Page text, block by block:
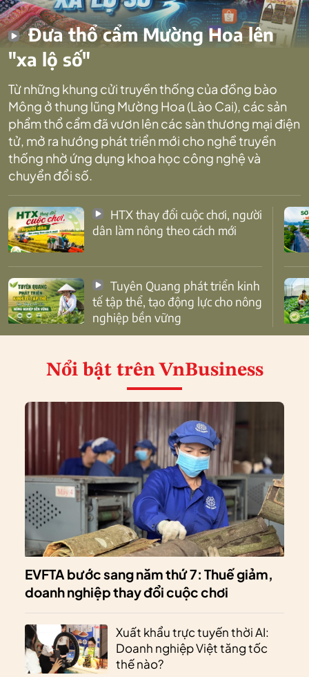
Đưa thổ cẩm Mường Hoa lên
"xa lộ số"
Từ những khung cửi truyền thống của đồng bào
Mông ở thung lũng Mường Hoa (Lào Cai), các sản
phẩm thổ cẩm đã vươn lên các sàn thương mại điện
tử, mở ra hướng phát triển mới cho nghề truyền
thống nhờ ứng dụng khoa học công nghệ và
chuyển đổi số.
dân làm nông theo cách mới
tế tập thể, tạo động lực cho nông
nghiệp bền vững
Nổi bật trên VnBusiness
EVFTA bước sang năm thứ 7: Thuế giảm,
doanh nghiệp thay đổi cuộc chơi
Xuất khẩu trực tuyến thời AI:
Doanh nghiệp Việt tăng tốc
thế nào?